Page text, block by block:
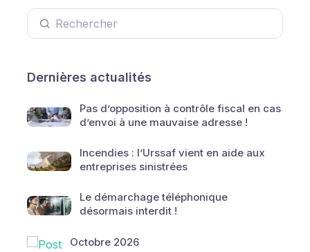
Dernières actualités
Pas d’opposition à contrôle fiscal en cas
d’envoi à une mauvaise adresse !
Incendies : l’Urssaf vient en aide aux
entreprises sinistrées
Le démarchage téléphonique
désormais interdit !
Octobre 2026